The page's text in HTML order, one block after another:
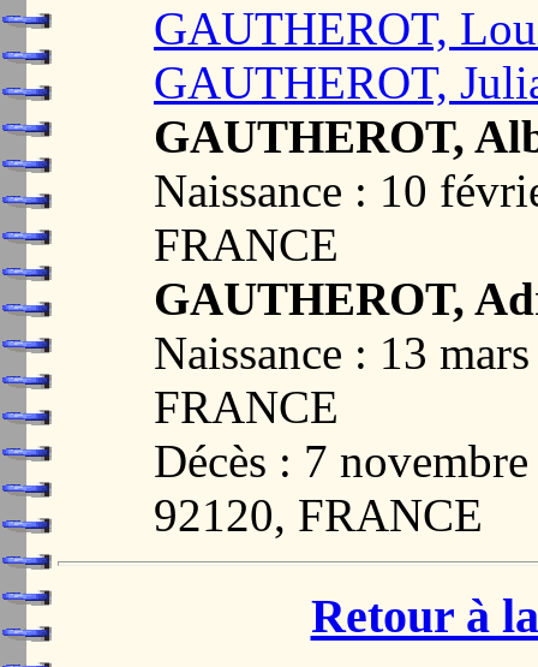
GAUTHEROT,
GAUTHEROT,
GAUTHEROT,
Naissance : 10
FRANCE
GAUTHEROT,
Naissance : 13
FRANCE
Décès : 7
92120, FRANCE
Retour à